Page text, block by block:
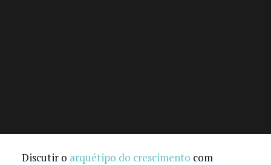
Discutir o arquétipo do crescimento com